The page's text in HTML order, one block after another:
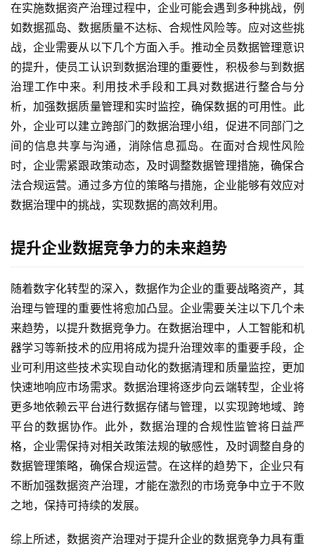
在实施数据资产治理过程中，企业可能会遇到多种挑战，例
如数据孤岛、数据质量不达标、合规性风险等。应对这些挑
战，企业需要从以下几个方面入手。推动全员数据管理意识
的提升，使员工认识到数据治理的重要性，积极参与到数据
治理工作中来。利用技术手段和工具对数据进行整合与分
析，加强数据质量管理和实时监控，确保数据的可用性。此
外，企业可以建立跨部门的数据治理小组，促进不同部门之
间的信息共享与沟通，消除信息孤岛。在面对合规性风险
时，企业需紧跟政策动态，及时调整数据管理措施，确保合
法合规运营。通过多方位的策略与措施，企业能够有效应对
数据治理中的挑战，实现数据的高效利用。
提升企业数据竞争力的未来趋势
随着数字化转型的深入，数据作为企业的重要战略资产，其
治理与管理的重要性将愈加凸显。企业需要关注以下几个未
来趋势，以提升数据竞争力。在数据治理中，人工智能和机
器学习等新技术的应用将成为提升治理效率的重要手段，企
业可利用这些技术实现自动化的数据清理和质量监控，更加
快速地响应市场需求。数据治理将逐步向云端转型，企业将
更多地依赖云平台进行数据存储与管理，以实现跨地域、跨
平台的数据协作。此外，数据治理的合规性监管将日益严
格，企业需保持对相关政策法规的敏感性，及时调整自身的
数据管理策略，确保合规运营。在这样的趋势下，企业只有
不断加强数据资产治理，才能在激烈的市场竞争中立于不败
之地，保持可持续的发展。
综上所述，数据资产治理对于提升企业的数据竞争力具有重